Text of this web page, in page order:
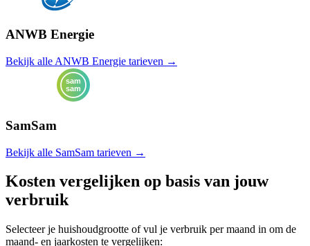
ANWB Energie
Bekijk alle ANWB Energie tarieven →
SamSam
Bekijk alle SamSam tarieven →
Kosten vergelijken op basis van jouw
verbruik
Selecteer je huishoudgrootte of vul je verbruik per maand in om de
maand- en jaarkosten te vergelijken: